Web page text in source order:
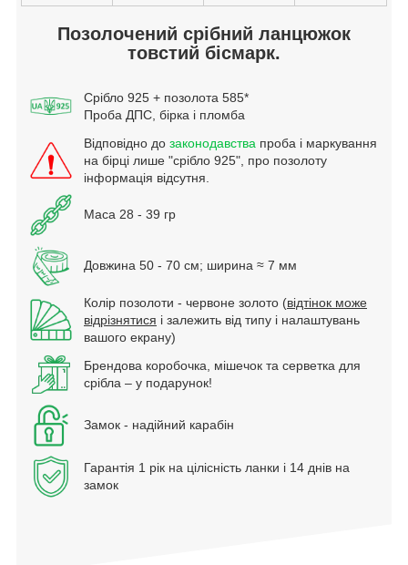
Позолочений срібний ланцюжок
товстий бісмарк.
Срібло 925 + позолота 585*
Проба ДПС, бірка і пломба
Відповідно до законодавства проба і маркування
на бірці лише "срібло 925", про позолоту
інформація відсутня.
Маса 28 - 39 гр
Довжина 50 - 70 см; ширина ≈ 7 мм
Колір позолоти - червоне золото (відтінок може
відрізнятися і залежить від типу і налаштувань
вашого екрану)
Брендова коробочка, мішечок та серветка для
срібла – у подарунок!
Замок - надійний карабін
Гарантія 1 рік на цілісність ланки і 14 днів на
замок